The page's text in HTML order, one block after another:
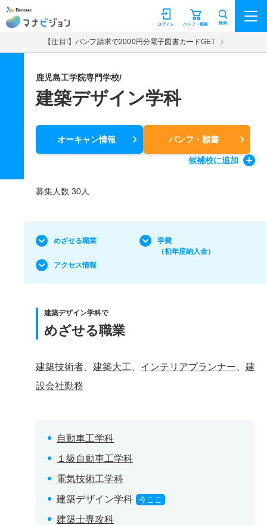
マナビジョン パンフ・願書
ログイン 検索
【注目!】パンフ請求で2000円分電子図書カードGET
鹿児島工学院専門学校/
建築デザイン学科
オーキャン情報 パンフ・願書
候補校に追加
募集人数 30人
めざせる職業
学費
（初年度納入金）
アクセス情報
建築デザイン学科で
めざせる職業
建築技術者 建築大工 インテリアプランナー
建
設会社勤務
自動車工学科
１級自動車工学科
電気技術工学科
建築デザイン学科
今ここ
建築士専攻科